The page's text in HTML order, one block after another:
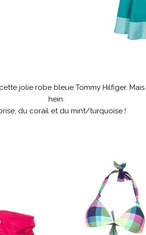
jolie robe bleue Tommy Hilfiger.
hein.
du corail et du mint/turquoise !